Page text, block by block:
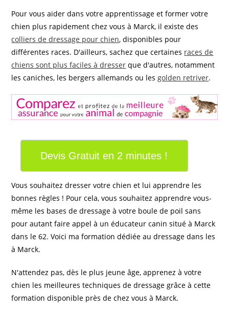
Pour vous aider dans votre apprentissage et former votre
chien plus rapidement chez vous à Marck, il existe des
colliers de dressage pour chien, disponibles pour
différentes races. D'ailleurs, sachez que certaines races de
chiens sont plus faciles à dresser que d'autres, notamment
les caniches, les bergers allemands ou lesgolden retriver.
Devis Gratuit en 2 minutes !
Vous souhaitez dresser votre chien et lui apprendre les
bonnes règles ! Pour cela, vous souhaitez apprendre vous-
même les bases de dressage à votre boule de poil sans
pour autant faire appel à un éducateur canin situé à Marck
dans le 62. Voici ma formation dédiée au dressage dans les
à Marck.
N'attendez pas, dès le plus jeune âge, apprenez à votre
chien les meilleures techniques de dressage grâce à cette
formation disponible près de chez vous à Marck.